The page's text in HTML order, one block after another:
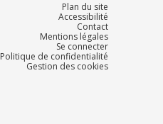
Plan du site
Accessibilité
Contact
Mentions légales
Se connecter
Politique de confidentialité
Gestion des cookies